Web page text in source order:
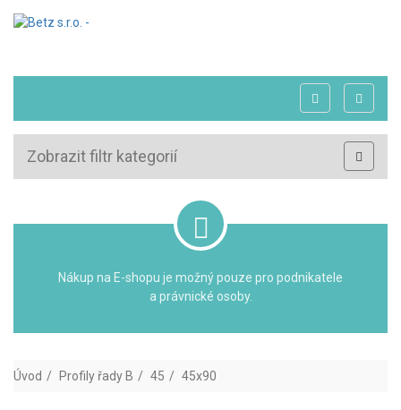
Zobrazit filtr kategorií
Nákup na E-shopu je možný pouze pro podnikatele
a právnické osoby.
Úvod Profily řady B 45 45x90